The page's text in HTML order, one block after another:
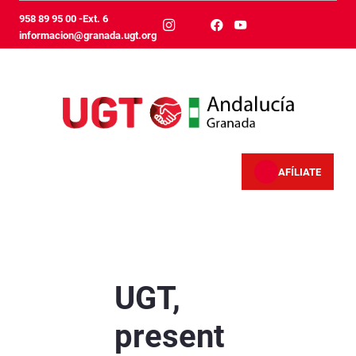
Skip to Main Content
958 89 95 00 -Ext. 6
informacion@granada.ugt.org
AFÍLIATE
UGT,
present